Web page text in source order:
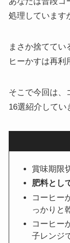
処理しています
まさか捨ててい
ヒーかすは再利
そこで今回は、
16選紹介してい
賞味期限
肥料とし
コーヒー
っかりと
コーヒー
子レンジ